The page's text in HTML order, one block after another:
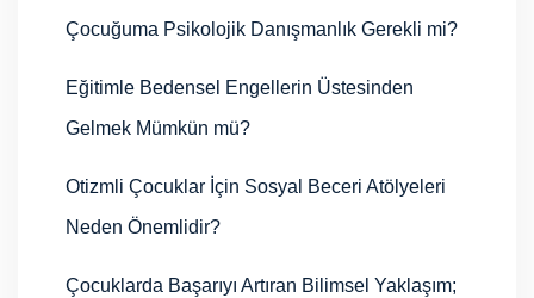
Çocuğuma Psikolojik Danışmanlık Gerekli mi?
Eğitimle Bedensel Engellerin Üstesinden
Gelmek Mümkün mü?
Otizmli Çocuklar İçin Sosyal Beceri Atölyeleri
Neden Önemlidir?
Çocuklarda Başarıyı Artıran Bilimsel Yaklaşım;